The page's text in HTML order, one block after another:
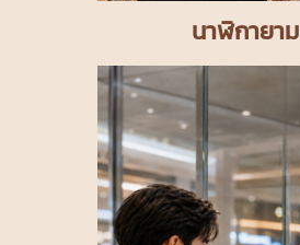
นาฬิกายาม